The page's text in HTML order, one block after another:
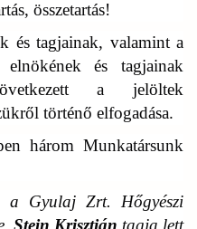
összetartás!
és tagjainak, valamint a
elnökének és tagjainak
a jelöltek
történő elfogadása.
három Munkatársunk
a Gyulaj Zrt. Hőgyészi
Stein Krisztián tagja lett